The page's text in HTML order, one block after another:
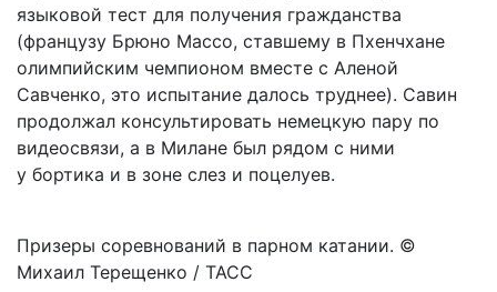
языковой тест для получения гражданства
(французу Брюно Массо, ставшему в Пхенчхане
олимпийским чемпионом вместе с Аленой
Савченко, это испытание далось труднее). Савин
продолжал консультировать немецкую пару по
видеосвязи, а в Милане был рядом с ними
у бортика и в зоне слез и поцелуев.
Призеры соревнований в парном катании. ©
Михаил Терещенко / ТАСС